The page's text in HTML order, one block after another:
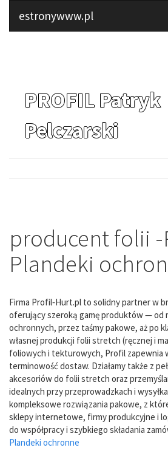
estronywww.pl
PROFIL Patryk
Pelczarski
producent folii
Plandeki
Firma Profil‑Hurt.pl to solidny partner w
oferujący szeroką gamę produktów — od
ochronnych, przez taśmy pakowe, aż po
własnej produkcji folii stretch (ręcznej i
foliowych i tekturowych, Profil zapewnia
terminowość dostaw. Działamy także z
akcesoriów do folii stretch oraz
idealnych przy przeprowadzkach i
kompleksowe rozwiązania pakowe, z
sklepy internetowe, firmy produkcyjne i
do współpracy i szybkiego składania
Plandeki ochronne